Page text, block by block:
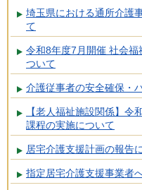
埼玉県における通所介護
て
令和8年度7月開催 社会
ついて
介護従事者の安全確保・
【老人福祉施設関係】令
課程の実施について
居宅介護支援計画の報告
指定居宅介護支援事業者